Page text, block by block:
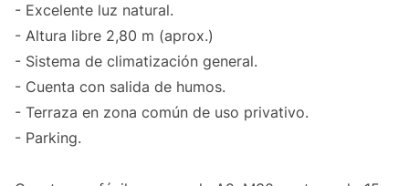
- Excelente luz natural.
- Altura libre 2,80 m (aprox.)
- Sistema de climatización general.
- Cuenta con salida de humos.
- Terraza en zona común de uso privativo.
- Parking.